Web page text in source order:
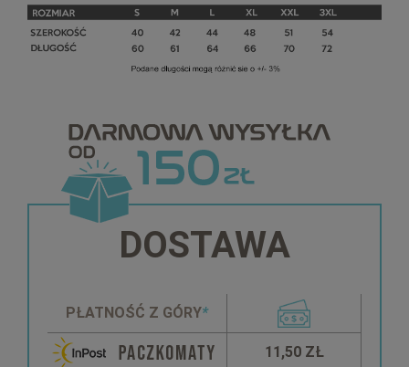
DOSTAWA
PŁATNOŚĆ Z GÓRY*
11,50 ZŁ